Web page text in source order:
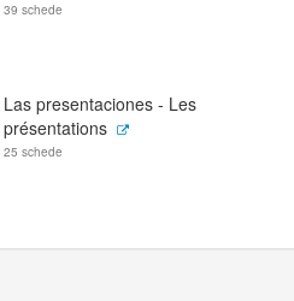
39 schede
Las presentaciones - Les
présentations
25 schede